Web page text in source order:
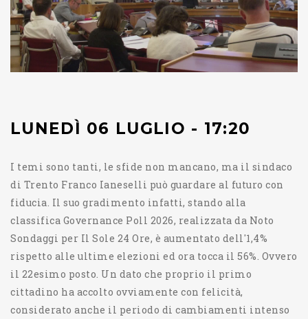
LUNEDÌ 06 LUGLIO - 17:20
I temi sono tanti, le sfide non mancano, ma il sindaco
di Trento Franco Ianeselli può guardare al futuro con
fiducia. Il suo gradimento infatti, stando alla
classifica Governance Poll 2026, realizzata da Noto
Sondaggi per Il Sole 24 Ore, è aumentato dell'1,4%
rispetto alle ultime elezioni ed ora tocca il 56%. Ovvero
il 22esimo posto. Un dato che proprio il primo
cittadino ha accolto ovviamente con felicità,
considerato anche il periodo di cambiamenti intenso